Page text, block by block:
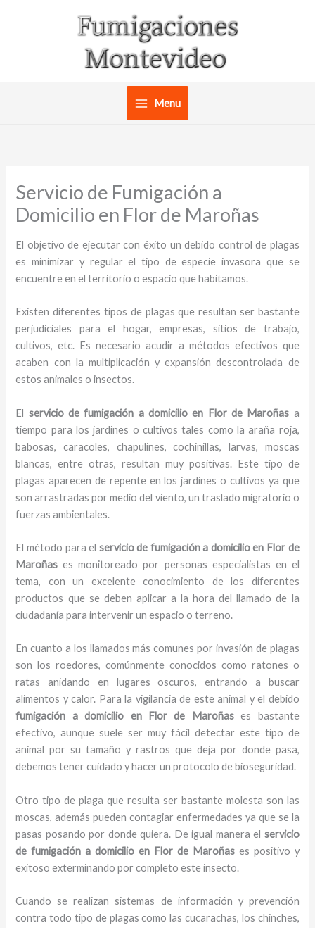
Menu
Servicio de Fumigación a
Domicilio en Flor de Maroñas
El objetivo de ejecutar con éxito un debido control de plagas
es minimizar y regular el tipo de especie invasora que se
encuentre en el territorio o espacio que habitamos.
Existen diferentes tipos de plagas que resultan ser bastante
perjudiciales para el hogar, empresas, sitios de trabajo,
cultivos, etc. Es necesario acudir a métodos efectivos que
acaben con la multiplicación y expansión descontrolada de
estos animales o insectos.
El servicio de fumigación a domicilio en Flor de Maroñas a
tiempo para los jardines o cultivos tales como la araña roja,
babosas, caracoles, chapulines, cochinillas, larvas, moscas
blancas, entre otras, resultan muy positivas. Este tipo de
plagas aparecen de repente en los jardines o cultivos ya que
son arrastradas por medio del viento, un traslado migratorio o
fuerzas ambientales.
El método para el servicio de fumigación a domicilioen Flor de
Maroñas es monitoreado por personas especialistas en el
tema, con un excelente conocimiento de los diferentes
productos que se deben aplicar a la hora del llamado de la
ciudadanía para intervenir un espacio o terreno.
En cuanto a los llamados más comunes por invasión de plagas
son los roedores, comúnmente conocidos como ratones o
ratas anidando en lugares oscuros, entrando a buscar
alimentos y calor. Para la vigilancia de este animal y el debido
fumigación a domicilio en Flor de Maroñases bastante
efectivo, aunque suele ser muy fácil detectar este tipo de
animal por su tamaño y rastros que deja por donde pasa,
debemos tener cuidado y hacer un protocolo de bioseguridad.
Otro tipo de plaga que resulta ser bastante molesta son las
moscas, además pueden contagiar enfermedades ya que se la
pasas posando por donde quiera. De igual manera el servicio
de fumigación a domicilio en Flor de Maroñases positivo y
exitoso exterminando por completo este insecto.
Cuando se realizan sistemas de información y prevención
contra todo tipo de plagas como las cucarachas, los chinches,